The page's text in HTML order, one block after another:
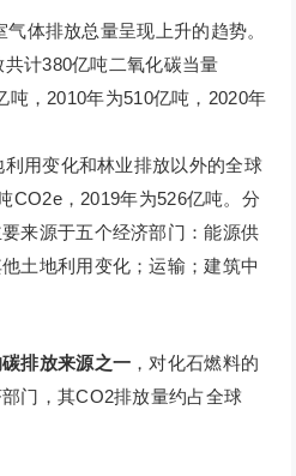
体排放总量呈现上升的趋势。
计380亿吨二氧化碳当量
吨，2010年为510亿吨，2020年
用变化和林业排放以外的全球
CO2e，2019年为526亿吨。分
来源于五个经济部门：能源供
土地利用变化；运输；建筑中
排放来源之一 ，对化石燃料的
门，其CO2排放量约占全球